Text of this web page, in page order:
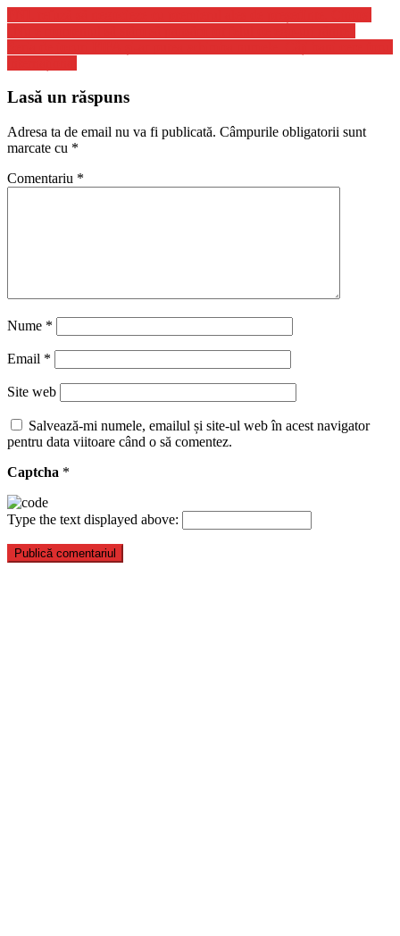
Lasă un răspuns
Adresa ta de email nu va fi publicată. Câmpurile obligatorii sunt
marcate cu *
Comentariu *
Nume *
Email *
Site web
Salvează-mi numele, emailul și site-ul web în acest navigator
pentru data viitoare când o să comentez.
Captcha *
Type the text displayed above: